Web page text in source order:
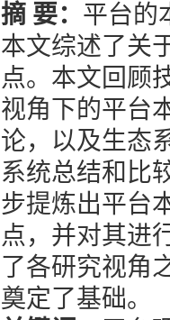
摘 要： 平台的
本文综述了关
点。本文回顾
视角下的平台
论，以及生态
系统总结和比
步提炼出平台
点，并对其进
了各研究视角
奠定了基础。